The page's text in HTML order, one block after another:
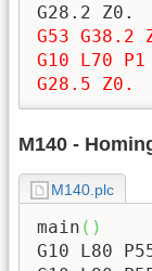
G53 G38.2 Z-10.		(move down to z=-10., stop
G10 L70 P1 Z#5490	(set current work position as Z=0
M140 -
M140.plc
main ( )
G10 L80